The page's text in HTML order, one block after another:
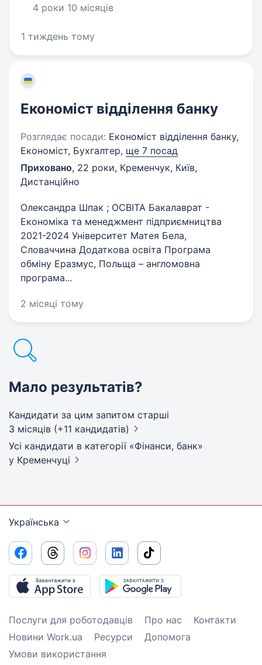
4 роки 10 місяців
1 тиждень тому
Економіст відділення банку
Розглядає посади: Економіст відділення банку,
Економіст, Бухгалтер, ще 7 посад
Приховано, 22 роки, Кременчук, Київ,
Дистанційно
Олександра Шпак ; ОСВІТА Бакалаврат -
Економіка та менеджмент підприємництва
2021-2024 Університет Матея Бела,
Словаччина Додаткова освіта Програма
обміну Еразмус, Польща – англомовна
програма...
2 місяці тому
Мало результатів?
Кандидати за цим запитом старші
3 місяців (+11 кандидатів)
Усі кандидати в категорії «Фінанси, банк»
у Кременчуці
Українська
Послуги для роботодавців Про нас
Контакти
Новини Work.ua
Ресурси
Допомога
Умови використання